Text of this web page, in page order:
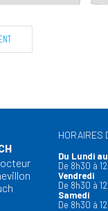
HORAIRES
Du Lundi
De 8h30 à
Vendredi
De 8h30 à
Samedi
De 8h30 à